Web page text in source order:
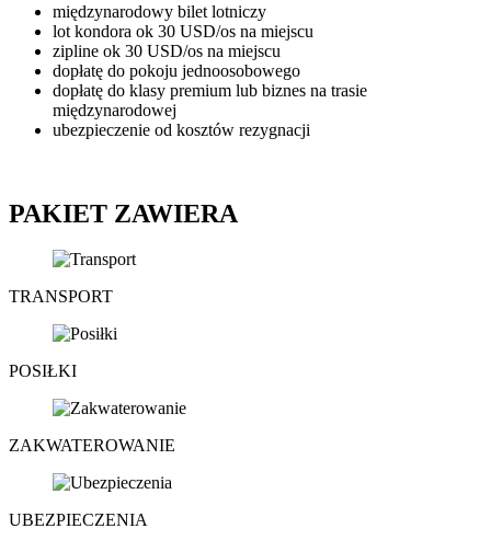
międzynarodowy bilet lotniczy
lot kondora ok 30 USD/os na miejscu
zipline ok 30 USD/os na miejscu
dopłatę do pokoju jednoosobowego
dopłatę do klasy premium lub biznes na trasie
międzynarodowej
ubezpieczenie od kosztów rezygnacji
PAKIET ZAWIERA
TRANSPORT
POSIŁKI
ZAKWATEROWANIE
UBEZPIECZENIA